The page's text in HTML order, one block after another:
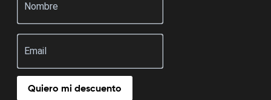
Quiero mi descuento